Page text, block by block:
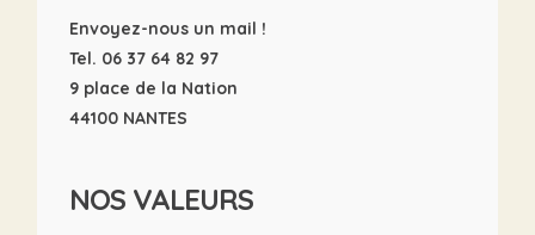
Envoyez-nous un mail !
Tel. 06 37 64 82 97
9 place de la Nation
44100 NANTES
NOS VALEURS